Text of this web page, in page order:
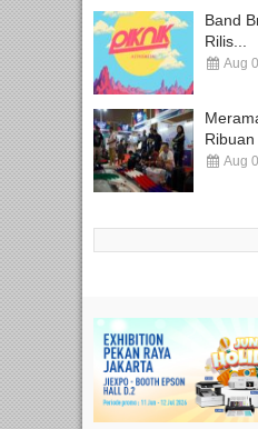
Band
Rilis...
Aug
Ribuan
Aug